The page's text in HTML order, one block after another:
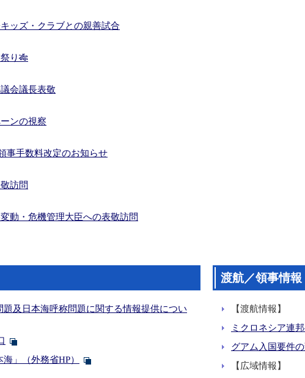
ッズ・クラブとの親善試合
り🎋
会議長表敬
ンの視察
事手数料改定のお知らせ
訪問
動・危機管理大臣への表敬訪問
及日本海呼称問題に関する情報提供につい
」（外務省HP）
渡航／領事情報
【渡航情報】
ミクロネシア連
グアム入国要件
【広域情報】